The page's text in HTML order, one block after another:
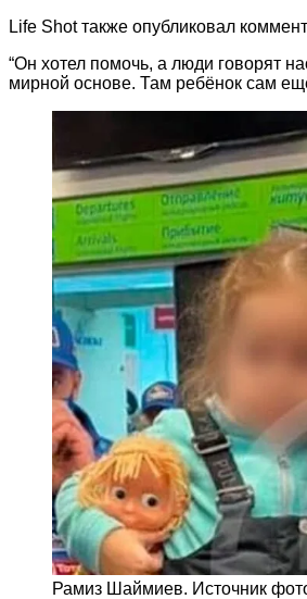
Life Shot также опубликовал
“Он хотел помочь, а люди говорят
мирной основе. Там ребёнок сам
Рамиз Шаймиев. Источник